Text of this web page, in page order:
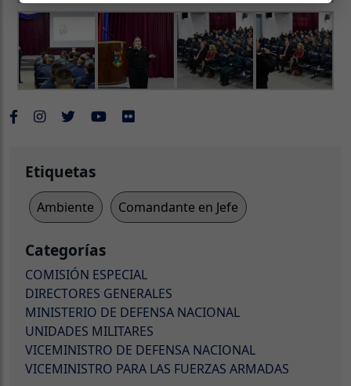
Etiquetas
Ambiente Comandante en Jefe
Categorías
COMISIÓN ESPECIAL
DIRECTORES GENERALES
MINISTERIO DE DEFENSA NACIONAL
UNIDADES MILITARES
VICEMINISTRO DE DEFENSA NACIONAL
VICEMINISTRO PARA LAS FUERZAS ARMADAS